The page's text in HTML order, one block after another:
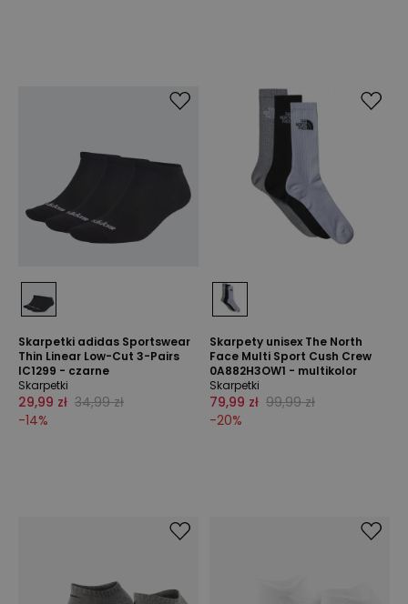
Skarpetki adidas Sportswear
Thin Linear Low-Cut 3-Pairs
IC1299 - czarne
Skarpetki
29,99 zł 34,99 zł
-14%
Skarpety unisex The North
Face Multi Sport Cush Crew
0A882H3OW1 - multikolor
Skarpetki
79,99 zł 99,99 zł
-20%